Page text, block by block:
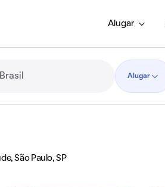
Alugar
Alugar
São Paulo, SP